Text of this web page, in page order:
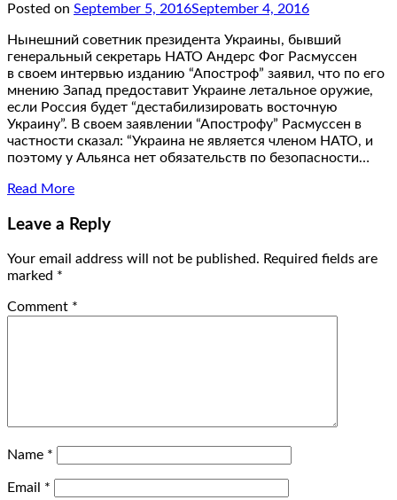
Posted on September 5, 2016September 4, 2016
Нынешний советник президента Украины, бывший
генеральный секретарь НАТО Андерс Фог Расмуссен
в своем интервью изданию “Апостроф” заявил, что по его
мнению Запад предоставит Украине летальное оружие,
если Россия будет “дестабилизировать восточную
Украину”. В своем заявлении “Апострофу” Расмуссен в
частности сказал: “Украина не является членом НАТО, и
поэтому у Альянса нет обязательств по безопасности…
Read More
Leave a Reply
Your email address will not be published. Required fields are
marked *
Comment *
Name *
Email *